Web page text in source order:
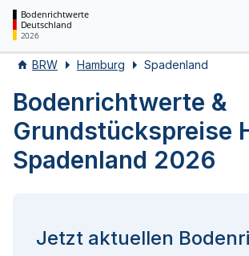
Bodenrichtwerte
Deutschland
2026
BRW Hamburg Spadenland
Bodenrichtwerte &
Grundstückspreise
Spadenland 2026
Jetzt aktuellen